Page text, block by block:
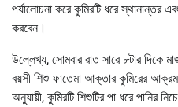
পর্যালোচনা করে কুমিরটি ধরে স্থানান্তর
করবেন।
উল্লেখ্য, সোমবার রাত সারে ৮টার দিকে
বয়সী শিশু ফাতেমা আক্তার কুমিরের
অনুযায়ী, কুমিরটি শিশুটির পা ধরে পানির